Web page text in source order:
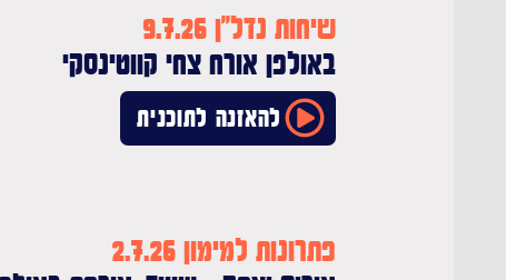
שיחות נדל"ן 9.7.26
באולפן אורח צחי קווטינסקי
להאזנה לתוכנית
פתרונות למימון 2.7.26